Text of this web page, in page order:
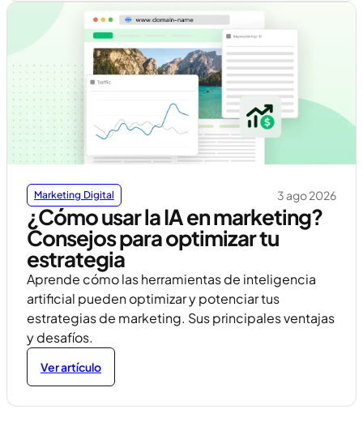
Marketing Digital 3 ago 2026
¿Cómo usar la IA en marketing?
Consejos para optimizar tu
estrategia
Aprende cómo las herramientas de inteligencia
artificial pueden optimizar y potenciar tus
estrategias de marketing. Sus principales ventajas
y desafíos.
Ver artículo